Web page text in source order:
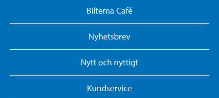
Biltema Café
Nyhetsbrev
Nytt och nyttigt
Kundservice